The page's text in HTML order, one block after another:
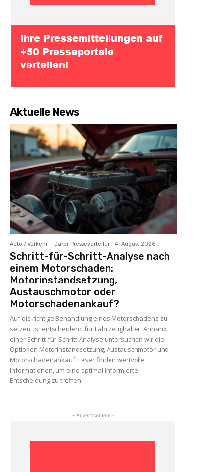
Aktuelle News
Auto / Verkehr Carpr Presseverteiler - 4. August 2026
Schritt-für-Schritt-Analyse nach
einem Motorschaden:
Motorinstandsetzung,
Austauschmotor oder
Motorschadenankauf?
Auf die richtige Behandlung eines Motorschadens zu
setzen, ist entscheidend für Fahrzeughalter. Anhand
einer Schritt-für-Schritt-Analyse untersuchen wir die
Optionen Motorinstandsetzung, Austauschmotor und
Motorschadenankauf. Leser finden wertvolle
Informationen, um eine optimal informierte
Entscheidung zu treffen.
- Advertisement -